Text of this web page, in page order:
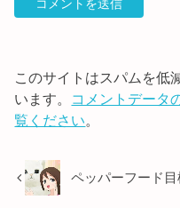
このサイトはスパムを低
います。 コメントデータ
覧ください。
ペッパーフード